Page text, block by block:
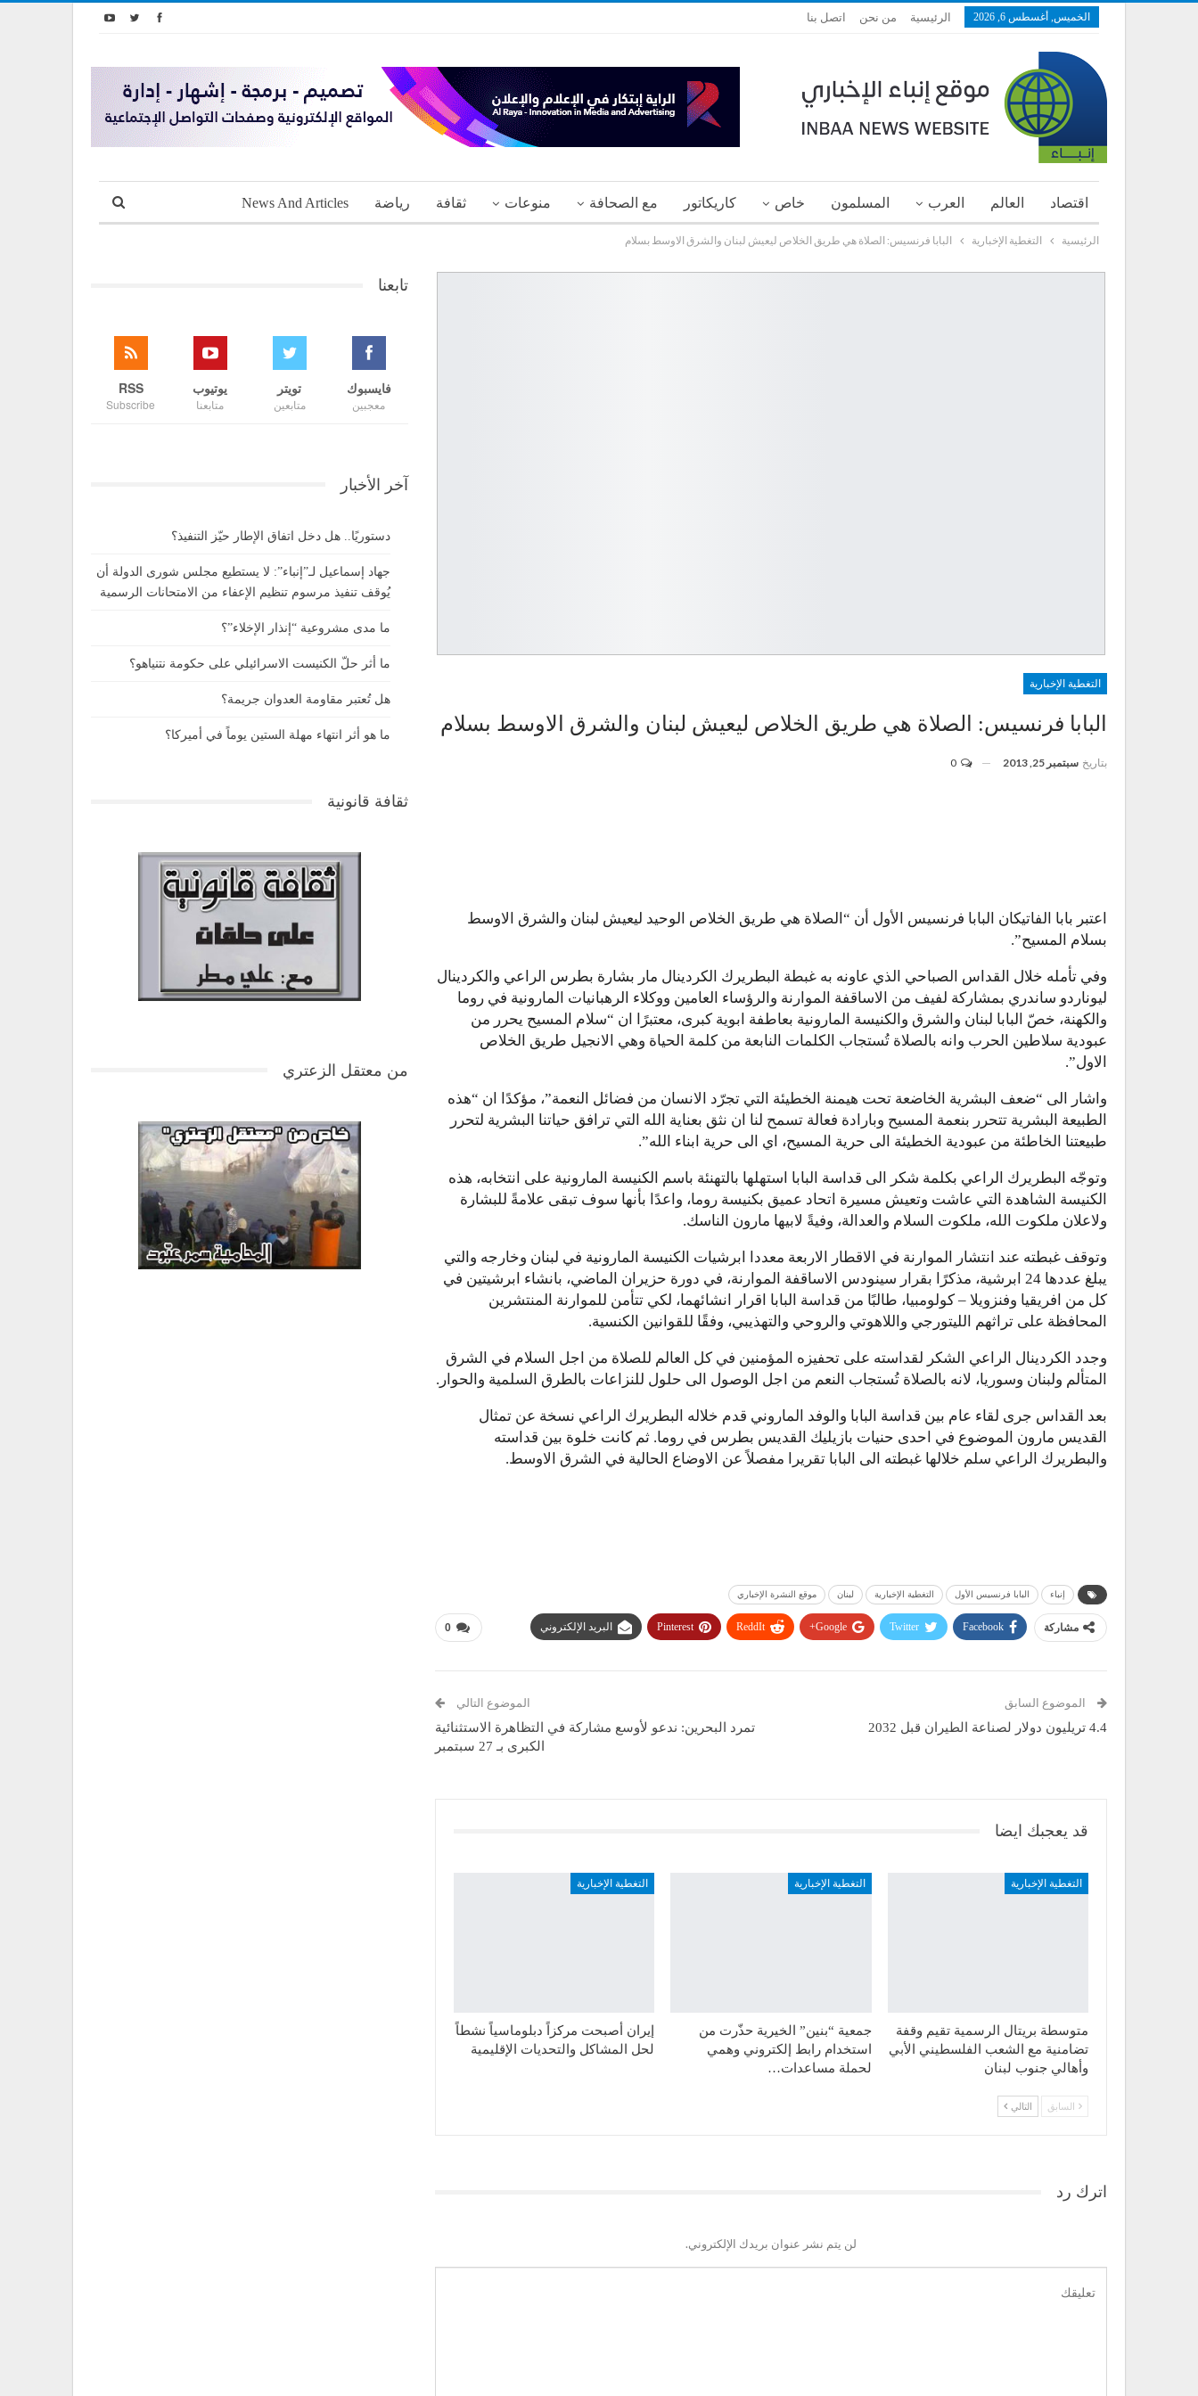
الخميس, أغسطس 6, 2026 الرئيسية من نحن اتصل بنا
اقتصاد العالم العرب المسلمون خاص كاريكاتور مع الصحافة منوعات ثقافة رياضة News And Articles
الرئيسية التغطية الإخبارية البابا فرنسيس: الصلاة هي طريق الخلاص ليعيش لبنان والشرق الاوسط بسلام
التغطية الإخبارية
البابا فرنسيس: الصلاة هي طريق الخلاص ليعيش لبنان والشرق الاوسط بسلام
بتاريخ سبتمبر 25, 2013
اعتبر بابا الفاتيكان البابا فرنسيس الأول أن “الصلاة هي طريق الخلاص الوحيد ليعيش لبنان والشرق الاوسط
بسلام المسيح”.
وفي تأمله خلال القداس الصباحي الذي عاونه به غبطة البطريرك الكردينال مار بشارة بطرس الراعي والكردينال
ليوناردو ساندري بمشاركة لفيف من الاساقفة الموارنة والرؤساء العامين ووكلاء الرهبانيات المارونية في روما
والكهنة، خصّ البابا لبنان والشرق والكنيسة المارونية بعاطفة ابوية كبرى، معتبرًا ان “سلام المسيح يحرر من
عبودية سلاطين الحرب وانه بالصلاة تُستجاب الكلمات النابعة من كلمة الحياة وهي الانجيل طريق الخلاص
الاول”.
واشار الى “ضعف البشرية الخاضعة تحت هيمنة الخطيئة التي تجرّد الانسان من فضائل النعمة”، مؤكدًا ان “هذه
الطبيعة البشرية تتحرر بنعمة المسيح وبارادة فعالة تسمح لنا ان نثق بعناية الله التي ترافق حياتنا البشرية لتحرر
طبيعتنا الخاطئة من عبودية الخطيئة الى حرية المسيح، اي الى حرية ابناء الله”.
وتوجّه البطريرك الراعي بكلمة شكر الى قداسة البابا استهلها بالتهنئة باسم الكنيسة المارونية على انتخابه، هذه
الكنيسة الشاهدة التي عاشت وتعيش مسيرة اتحاد عميق بكنيسة روما، واعدًا بأنها سوف تبقى علامةً للبشارة
ولاعلان ملكوت الله، ملكوت السلام والعدالة، وفيةً لابيها مارون الناسك.
وتوقف غبطته عند انتشار الموارنة في الاقطار الاربعة معددا ابرشيات الكنيسة المارونية في لبنان وخارجه والتي
يبلغ عددها 24 ابرشية، مذكرًا بقرار سينودس الاساقفة الموارنة، في دورة حزيران الماضي، بانشاء ابرشيتين في
كل من افريقيا وفنزويلا – كولومبيا، طالبًا من قداسة البابا اقرار انشائهما، لكي تتأمن للموارنة المنتشرين
المحافظة على تراثهم الليتورجي واللاهوتي والروحي والتهذيبي، وفقًا للقوانين الكنسية.
وجدد الكردينال الراعي الشكر لقداسته على تحفيزه المؤمنين في كل العالم للصلاة من اجل السلام في الشرق
المتألم ولبنان وسوريا، لانه بالصلاة تُستجاب النعم من اجل الوصول الى حلول للنزاعات بالطرق السلمية والحوار.
بعد القداس جرى لقاء عام بين قداسة البابا والوفد الماروني قدم خلاله البطريرك الراعي نسخة عن تمثال
القديس مارون الموضوع في احدى حنيات بازيليك القديس بطرس في روما. ثم كانت خلوة بين قداسته
والبطريرك الراعي سلم خلالها غبطته الى البابا تقريرا مفصلاً عن الاوضاع الحالية في الشرق الاوسط.
إنباء البابا فرنسيس الأول التغطية الإخبارية لبنان موقع النشرة الإخباري
0 مشاركة Facebook
Twitter
Google+
ReddIt
Pinterest البريد الإلكتروني
الموضوع السابق
4.4 تريليون دولار لصناعة الطيران قبل 2032
الموضوع التالي
تمرد البحرين: ندعو لأوسع مشاركة في التظاهرة الاستثنائية
الكبرى بـ 27 سبتمبر
قد يعجبك ايضا
التغطية الإخبارية
متوسطة بريتال الرسمية تقيم وقفة
تضامنية مع الشعب الفلسطيني الأبي
وأهالي جنوب لبنان
التغطية الإخبارية
جمعية “بنين” الخيرية حذّرت من
استخدام رابط إلكتروني وهمي
لحملة مساعدات…
التغطية الإخبارية
إيران أصبحت مركزاً دبلوماسياً نشطاً
لحل المشاكل والتحديات الإقليمية
السابق التالي
اترك رد
لن يتم نشر عنوان بريدك الإلكتروني.
تابعنا
فايسبوك
معجبين
تويتر
متابعين
يوتيوب
متابعنا
RSS
Subscribe
آخر الأخبار
دستوريًا.. هل دخل اتفاق الإطار حيّز التنفيذ؟
جهاد إسماعيل لـ”إنباء”: لا يستطيع مجلس شورى الدولة أن
يُوقف تنفيذ مرسوم تنظيم الإعفاء من الامتحانات الرسمية
ما مدى مشروعية “إنذار الإخلاء”؟
ما أثر حلّ الكنيست الاسرائيلي على حكومة نتنياهو؟
هل تُعتبر مقاومة العدوان جريمة؟
ما هو أثر انتهاء مهلة الستين يوماً في أميركا؟
ثقافة قانونية
من معتقل الزعتري